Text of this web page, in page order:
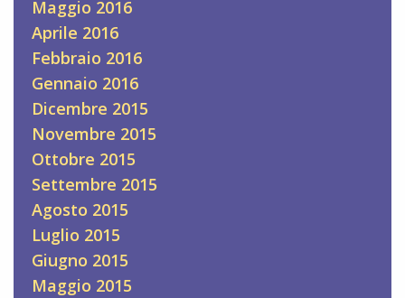
Maggio 2016
Aprile 2016
Febbraio 2016
Gennaio 2016
Dicembre 2015
Novembre 2015
Ottobre 2015
Settembre 2015
Agosto 2015
Luglio 2015
Giugno 2015
Maggio 2015